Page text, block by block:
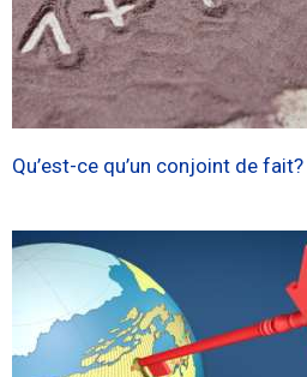
Qu’est-ce qu’un conjoint de fait?